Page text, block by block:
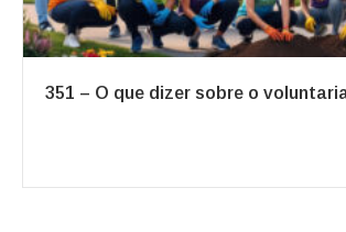
351 – O que dizer sobre o